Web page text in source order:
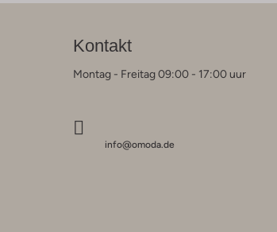
Kontakt
Montag - Freitag 09:00 - 17:00 uur
info@omoda.de